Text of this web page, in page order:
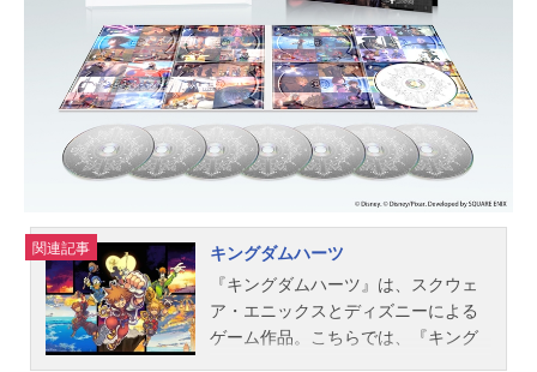
関連記事
キングダムハーツ
『キングダムハーツ』は、スクウェ
ア・エニックスとディズニーによる
ゲーム作品。こちらでは、『キング